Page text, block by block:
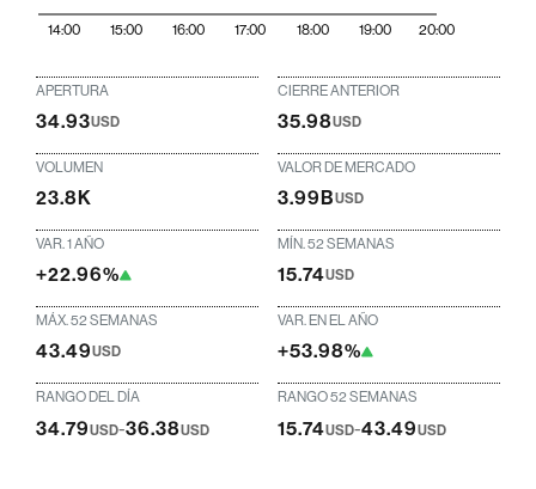
14:00 15:00 16:00 17:00 18:00 19:00 20:00
APERTURA
34.93USD
CIERRE ANTERIOR
35.98USD
VOLUMEN
23.8K
VALOR DE MERCADO
3.99BUSD
VAR. 1 AÑO
+22.96%
MÍN. 52 SEMANAS
15.74USD
MÁX. 52 SEMANAS
43.49USD
VAR. EN EL AÑO
+53.98%
RANGO DEL DÍA
34.79USD-36.38USD
RANGO 52 SEMANAS
15.74USD-43.49USD